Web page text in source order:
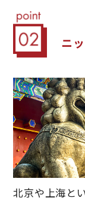
ニ
北京や上海と